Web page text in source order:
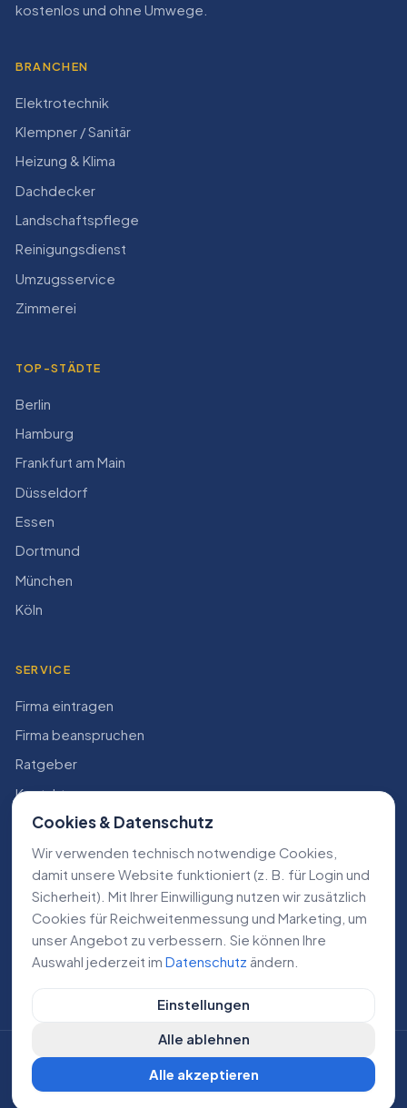
kostenlos und ohne Umwege.
BRANCHEN
Elektrotechnik
Klempner / Sanitär
Heizung & Klima
Dachdecker
Landschaftspflege
Reinigungsdienst
Umzugsservice
Zimmerei
TOP-STÄDTE
Berlin
Hamburg
Frankfurt am Main
Düsseldorf
Essen
Dortmund
München
Köln
SERVICE
Firma eintragen
Firma beanspruchen
Ratgeber
Kontakt
Konto
RECHTLICHES
Impressum
Datenschutz
AGB
©2026Lokale Dienstleistungen. Alle Rechte vorbehalten.
CH Cookie-Einstellungen
Cookies & Datenschutz
Wir verwenden technisch notwendige Cookies,
damit unsere Website funktioniert (z. B. für Login und
Sicherheit). Mit Ihrer Einwilligung nutzen wir zusätzlich
Cookies für Reichweiten­messung und Marketing, um
unser Angebot zu verbessern. Sie können Ihre
Auswahl jederzeit im Datenschutz ändern.
Einstellungen
Alle ablehnen
Alle akzeptieren